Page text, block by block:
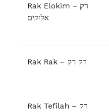
Rak Elokim – רק
אלוקים
Rak Rak – רק רק
Rak Tefilah – רק